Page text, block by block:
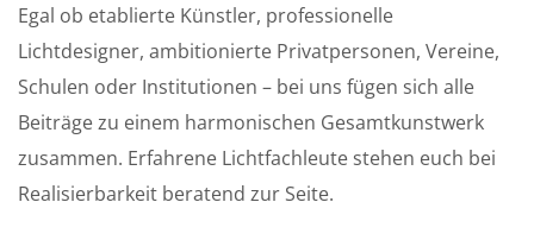
Egal ob etablierte Künstler, professionelle
Lichtdesigner, ambitionierte Privatpersonen, Vereine,
Schulen oder Institutionen – bei uns fügen sich alle
Beiträge zu einem harmonischen Gesamtkunstwerk
zusammen. Erfahrene Lichtfachleute stehen euch bei
Realisierbarkeit beratend zur Seite.